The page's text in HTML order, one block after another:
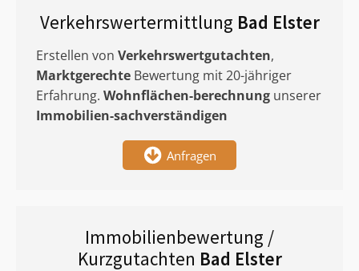
Verkehrswertermittlung Bad Elster
Erstellen von Verkehrswertgutachten,
Marktgerechte Bewertung mit 20-jähriger
Erfahrung. Wohnflächen-berechnung unserer
Immobilien-sachverständigen
Anfragen
Immobilienbewertung /
Kurzgutachten Bad Elster